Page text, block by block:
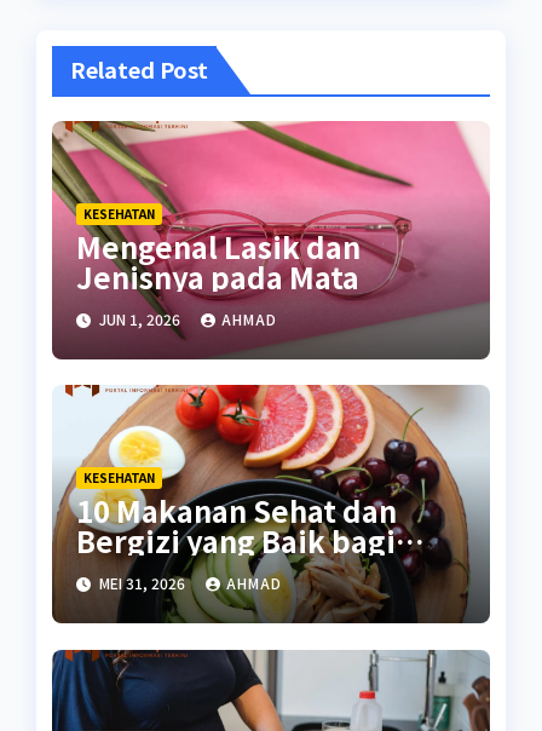
Related Post
KESEHATAN
Mengenal Lasik dan
Jenisnya pada Mata
JUN 1, 2026 AHMAD
KESEHATAN
10 Makanan Sehat dan
Bergizi yang Baik bagi
Tubuh
MEI 31, 2026 AHMAD